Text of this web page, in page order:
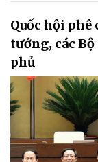
Quốc hội phê
tướng, các
phủ